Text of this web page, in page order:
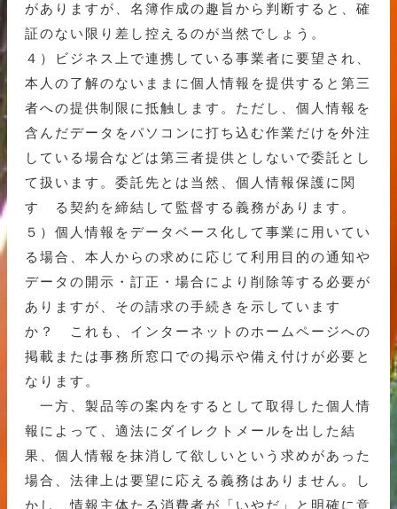
がありますが、名簿作成の趣旨から判断すると、確
証のない限り差し控えるのが当然でしょう。
４）ビジネス上で連携している事業者に要望され、
本人の了解のないままに個人情報を提供すると第三
者への提供制限に抵触します。ただし、個人情報を
含んだデータをパソコンに打ち込む作業だけを外注
している場合などは第三者提供としないで委託とし
て扱います。委託先とは当然、個人情報保護に関
す る契約を締結して監督する義務があります。
５）個人情報をデータベース化して事業に用いてい
る場合、本人からの求めに応じて利用目的の通知や
データの開示・訂正・場合により削除等する必要が
ありますが、その請求の手続きを示しています
か？ これも、インターネットのホームページへの
掲載または事務所窓口での掲示や備え付けが必要と
なります。
一方、製品等の案内をするとして取得した個人情
報によって、適法にダイレクトメールを出した結
果、個人情報を抹消して欲しいという求めがあった
場合、法律上は要望に応える義務はありません。し
かし、情報主体たる消費者が「いやだ」と明確に意